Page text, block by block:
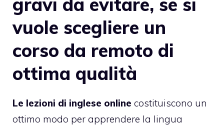
vuole scegliere un
corso da remoto di
ottima qualità
Le lezioni di inglese online costituiscono un
ottimo modo per apprendere la lingua